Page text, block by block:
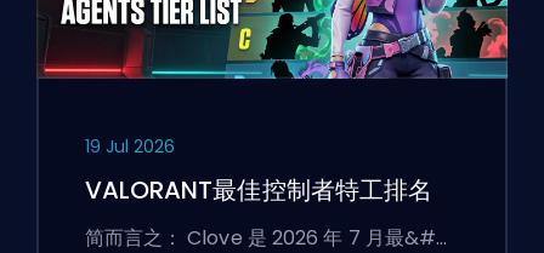
19 Jul 2026
VALORANT最佳控制者特工排名
简而言之： Clove 是 2026 年 7 月最&#…